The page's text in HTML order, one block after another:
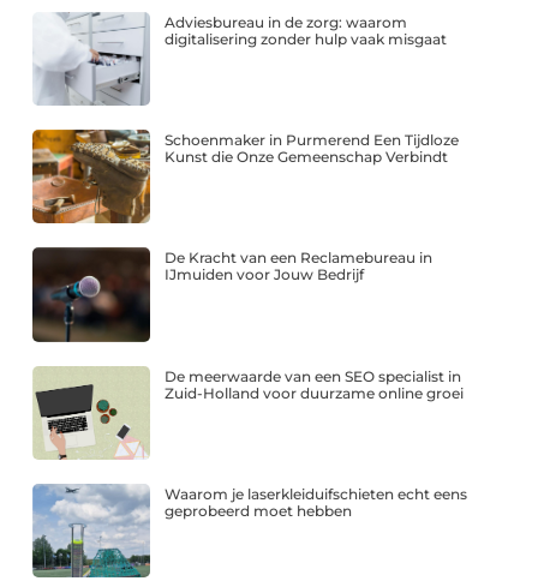
Adviesbureau in de zorg: waarom
digitalisering zonder hulp vaak misgaat
Schoenmaker in Purmerend Een Tijdloze
Kunst die Onze Gemeenschap Verbindt
De Kracht van een Reclamebureau in
IJmuiden voor Jouw Bedrijf
De meerwaarde van een SEO specialist in
Zuid-Holland voor duurzame online groei
Waarom je laserkleiduifschieten echt eens
geprobeerd moet hebben